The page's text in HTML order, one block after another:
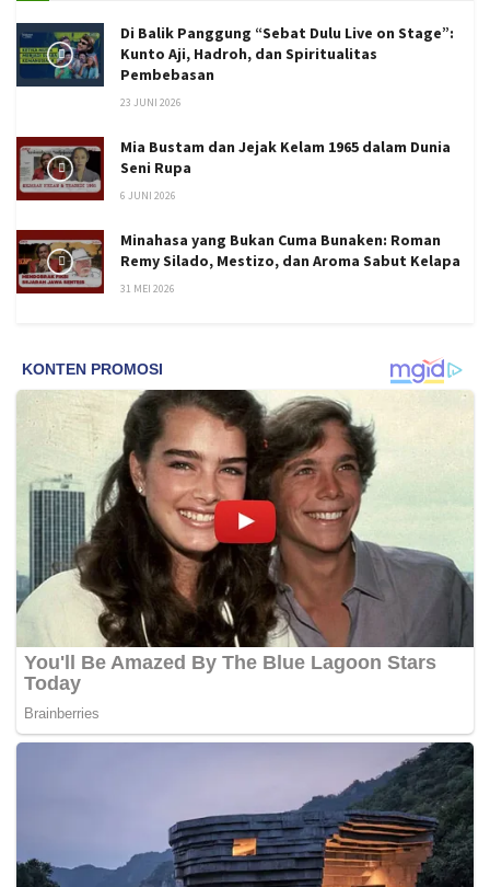
Di Balik Panggung “Sebat Dulu Live on Stage”:
Kunto Aji, Hadroh, dan Spiritualitas
Pembebasan
23 JUNI 2026
Mia Bustam dan Jejak Kelam 1965 dalam Dunia
Seni Rupa
6 JUNI 2026
Minahasa yang Bukan Cuma Bunaken: Roman
Remy Silado, Mestizo, dan Aroma Sabut Kelapa
31 MEI 2026